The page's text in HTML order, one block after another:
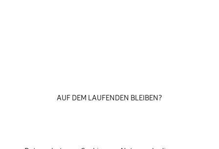
AUF DEM LAUFENDEN BLEIBEN?